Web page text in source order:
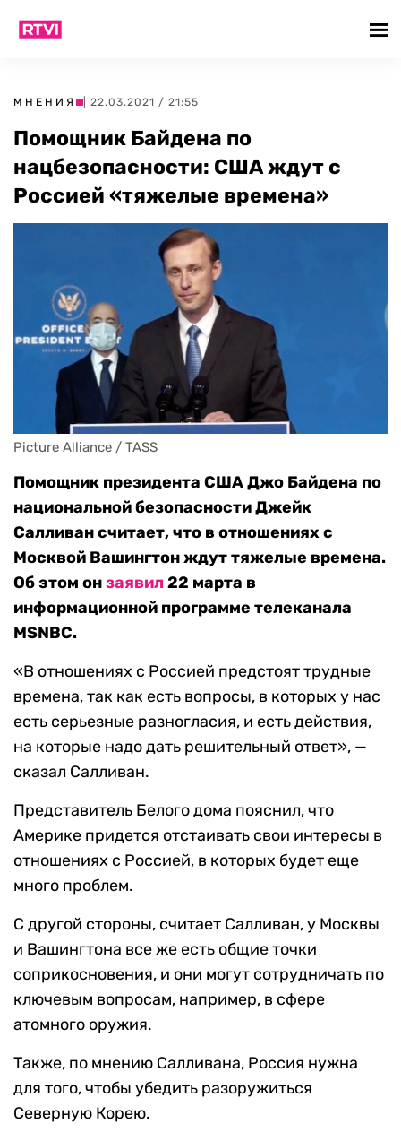
МНЕНИЯ | 22.03.2021 / 21:55
Помощник Байдена по
нацбезопасности: США ждут с
Россией «тяжелые времена»
Picture Alliance / TASS
Помощник президента США Джо Байдена по
национальной безопасности Джейк
Салливан считает, что в отношениях с
Москвой Вашингтон ждут тяжелые времена.
Об этом онзаявил22 марта в
информационной программе телеканала
MSNBC.
«В отношениях с Россией предстоят трудные
времена, так как есть вопросы, в которых у нас
есть серьезные разногласия, и есть действия,
на которые надо дать решительный ответ», —
сказал Салливан.
Представитель Белого дома пояснил, что
Америке придется отстаивать свои интересы в
отношениях с Россией, в которых будет еще
много проблем.
С другой стороны, считает Салливан, у Москвы
и Вашингтона все же есть общие точки
соприкосновения, и они могут сотрудничать по
ключевым вопросам, например, в сфере
атомного оружия.
Также, по мнению Салливана, Россия нужна
для того, чтобы убедить разоружиться
Северную Корею.